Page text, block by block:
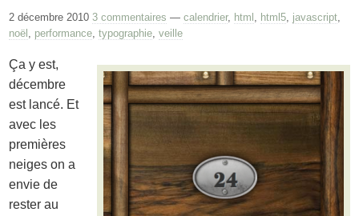
2 décembre 2010 3 commentaires —calendrier, html html5 javascript
noël
performance ,typographie ,veille
Ça y est,
décembre
est lancé. Et
avec les
premières
neiges on a
envie de
rester au